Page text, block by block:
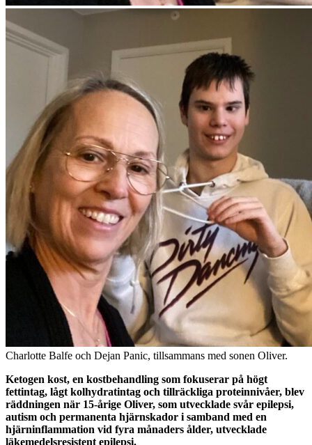
Charlotte Balfe och Dejan Panic, tillsammans med sonen Oliver.
Ketogen kost, en kostbehandling som fokuserar på högt
fettintag, lågt kolhydratintag och tillräckliga proteinnivåer, blev
räddningen när 15-årige Oliver, som utvecklade svår epilepsi,
autism och permanenta hjärnskador i samband med en
hjärninflammation vid fyra månaders ålder, utvecklade
läkemedelsresistent epilepsi.